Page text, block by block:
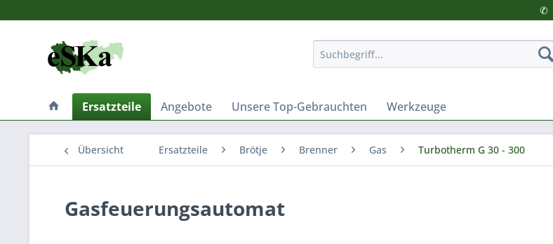
✆
Ersatzteile Angebote Unsere Top-Gebrauchten Werkzeuge
Übersicht Ersatzteile Brötje Brenner Gas Turbotherm G 30 - 300
Gasfeuerungsautomat